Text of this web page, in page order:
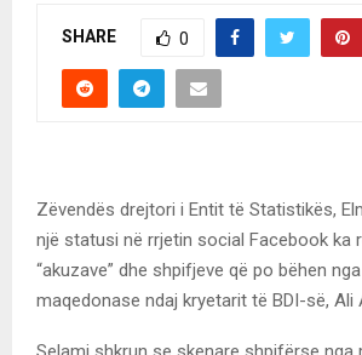
SHARE 0
Zëvendës drejtori i Entit të Statistikës,
një statusi në rrjetin social Facebook ka
“akuzave” dhe shpifjeve që po bëhen
maqedonase ndaj kryetarit të BDI-së, Ali